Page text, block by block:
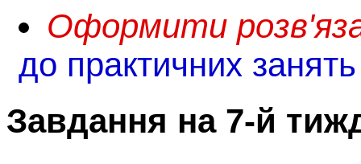
Оформити
до практичних занять
Завдання на 7-й